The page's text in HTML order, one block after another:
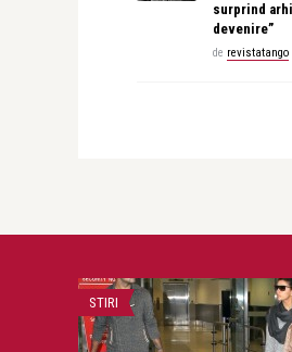
surprind
devenire”
de revistatango
STIRI